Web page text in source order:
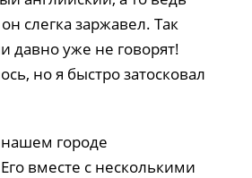
слегка заржавел. Так
давно уже не говорят!
но я быстро затосковал
нашем городе
вместе с несколькими